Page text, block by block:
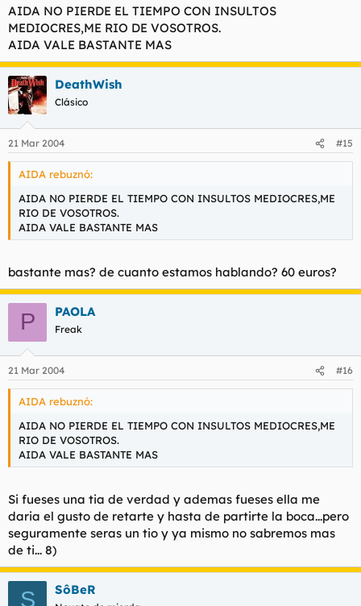
AIDA NO PIERDE EL TIEMPO CON INSULTOS
MEDIOCRES,ME RIO DE VOSOTROS.
AIDA VALE BASTANTE MAS
DeathWish
Clásico
21 Mar 2004 #15
AIDA rebuznó:
AIDA NO PIERDE EL TIEMPO CON INSULTOS MEDIOCRES,ME
RIO DE VOSOTROS.
AIDA VALE BASTANTE MAS
bastante mas? de cuanto estamos hablando? 60 euros?
P PAOLA
Freak
21 Mar 2004 #16
AIDA rebuznó:
AIDA NO PIERDE EL TIEMPO CON INSULTOS MEDIOCRES,ME
RIO DE VOSOTROS.
AIDA VALE BASTANTE MAS
Si fueses una tia de verdad y ademas fueses ella me
daria el gusto de retarte y hasta de partirte la boca...pero
seguramente seras un tio y ya mismo no sabremos mas
de ti... 8)
S SôBeR